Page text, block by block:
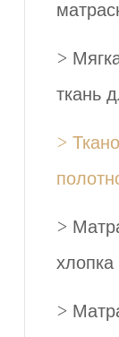
>
ткань
>
>
хлопка
>